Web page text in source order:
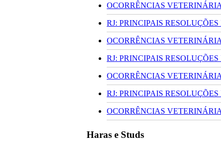
OCORRÊNCIAS
RJ: PRINCIPAIS
OCORRÊNCIAS
RJ: PRINCIPAIS
OCORRÊNCIAS
RJ: PRINCIPAIS
OCORRÊNCIAS
Haras e Studs